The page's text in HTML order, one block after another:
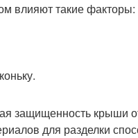
влияют такие факторы:
защищенность крыши
для разделки